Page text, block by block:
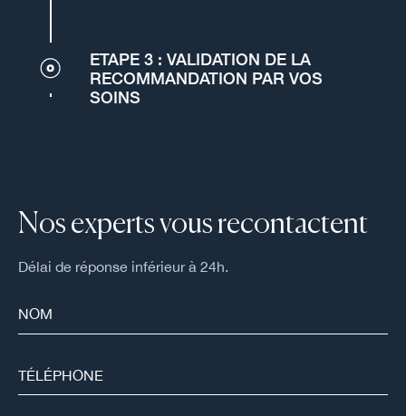
ETAPE 3 : VALIDATION DE LA
RECOMMANDATION PAR VOS
SOINS
Nos experts vous recontactent
Délai de réponse inférieur à 24h.